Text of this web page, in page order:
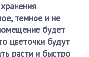
темное и не
будет
цветочки будут
расти и быстро